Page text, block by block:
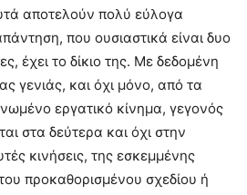
αποτελούν πολύ εύλογα
που ουσιαστικά είναι δυο
έχει το δίκιο της. Με δεδομένη
γενιάς, και όχι μόνο, από τα
εργατικό κίνημα, γεγονός
στα δεύτερα και όχι στην
κινήσεις, της εσκεμμένης
προκαθορισμένου σχεδίου ή